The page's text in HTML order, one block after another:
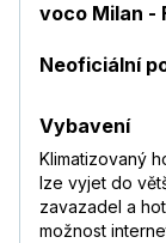
voco Milan -
Neoficiální
Vybavení
Klimatizovaný
lze vyjet do
zavazadel a
možnost